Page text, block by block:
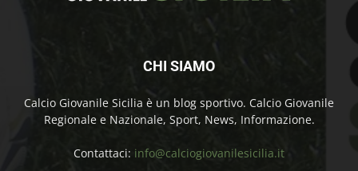
CHI SIAMO
Calcio Giovanile Sicilia è un blog sportivo. Calcio Giovanile
Regionale e Nazionale, Sport, News, Informazione.
Contattaci: info@calciogiovanilesicilia.it